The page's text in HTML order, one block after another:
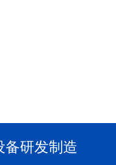
研发制造